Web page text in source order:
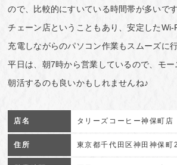
ので、比較的にすいている時間帯が多いです
チェーン店ということもあり、安定したWi-
充電しながらのパソコン作業もスムーズに行
平日は、朝7時から営業しているので、モー
朝活するのも良いかもしれませんね♪
店名 タリーズコーヒー神保町店
住所 東京都千代田区神田神保